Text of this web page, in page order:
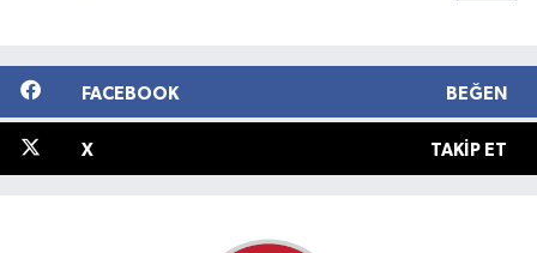
FACEBOOK BEĞEN
X TAKIP ET